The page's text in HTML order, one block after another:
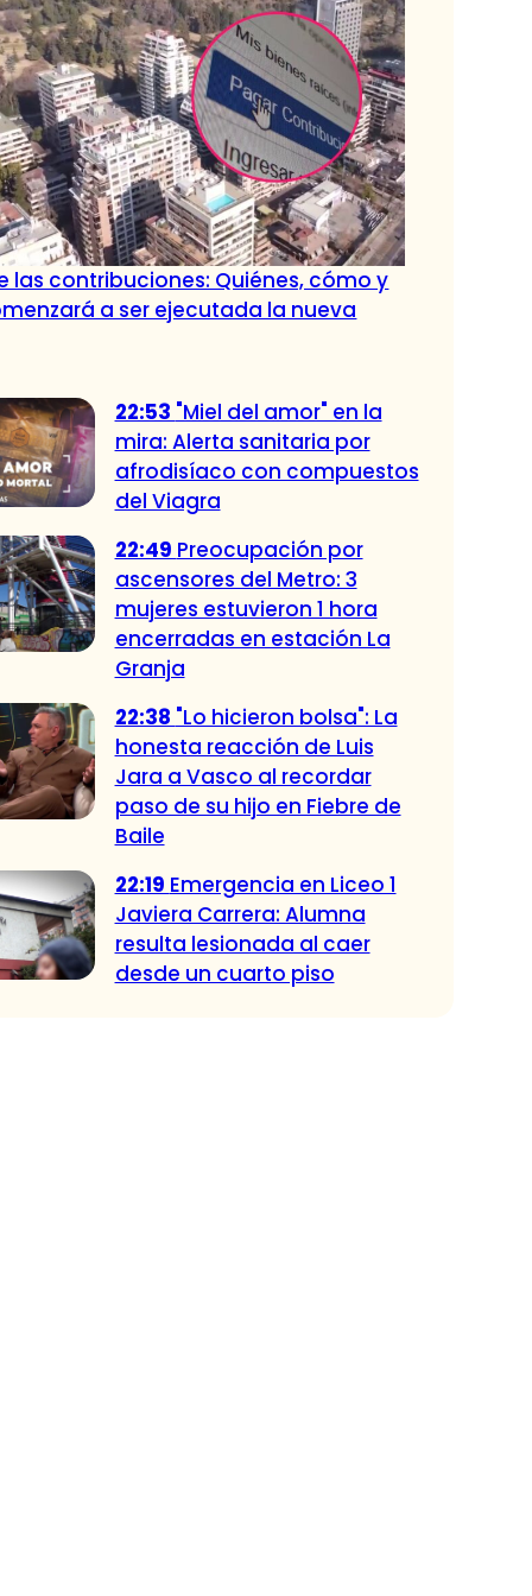
las contribuciones: Quiénes, cómo y
a ser ejecutada la nueva
22:53 "Miel del amor" en la
mira: Alerta sanitaria por
afrodisíaco con compuestos
del Viagra
22:49 Preocupación por
ascensores del Metro: 3
mujeres estuvieron 1 hora
encerradas en estación La
Granja
22:38 "Lo hicieron bolsa": La
honesta reacción de Luis
Jara a Vasco al recordar
paso de su hijo en Fiebre de
Baile
22:19 Emergencia en Liceo 1
Javiera Carrera: Alumna
resulta lesionada al caer
desde un cuarto piso